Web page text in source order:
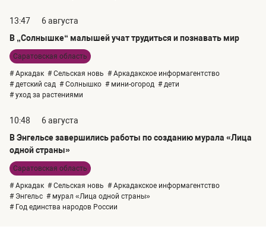
13:47
6 августа
В „Солнышке“ малышей учат трудиться и познавать мир
Саратовская область
# Аркадак # Сельская новь # Аркадакское информагентство
# детский сад # Солнышко # мини-огород # дети
# уход за растениями
10:48
6 августа
В Энгельсе завершились работы по созданию мурала «Лица
одной страны»
Саратовская область
# Аркадак # Сельская новь # Аркадакское информагентство
# Энгельс # мурал «Лица одной страны»
# Год единства народов России